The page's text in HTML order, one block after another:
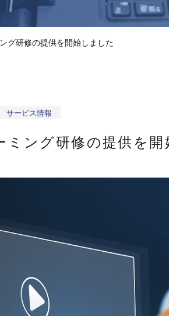
グ研修の提供を開始しました
サービス情報
ミング研修の提供を開